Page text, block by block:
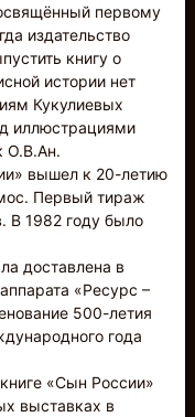
первому
издательство
книгу о
истории нет
Кукулиевых
иллюстрациями
О.В.Ан.
вышел к 20-летию
Первый тираж
В 1982 году было
доставлена в
«Ресурс –
500-летия
года
«Сын России»
выставках в